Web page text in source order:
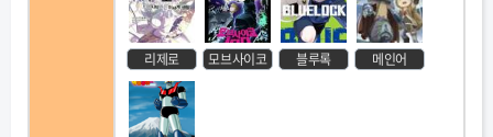
리제로 모브사이코 블루록 메인어